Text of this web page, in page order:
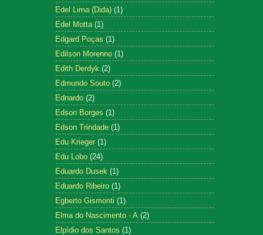
Edel Lima (Dida) (1)
Edel Motta (1)
Edgard Poças (1)
Edilson Morenno (1)
Edith Derdyk (2)
Edmundo Souto (2)
Ednardo (2)
Edson Borges (1)
Edson Trindade (1)
Edu Krieger (1)
Edu Lobo (24)
Eduardo Dusek (1)
Eduardo Ribeiro (1)
Egberto Gismonti (1)
Elma do Nascimento - A (2)
Elpídio dos Santos (1)